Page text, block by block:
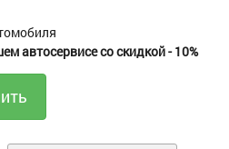
автосервисе со скидкой - 10%